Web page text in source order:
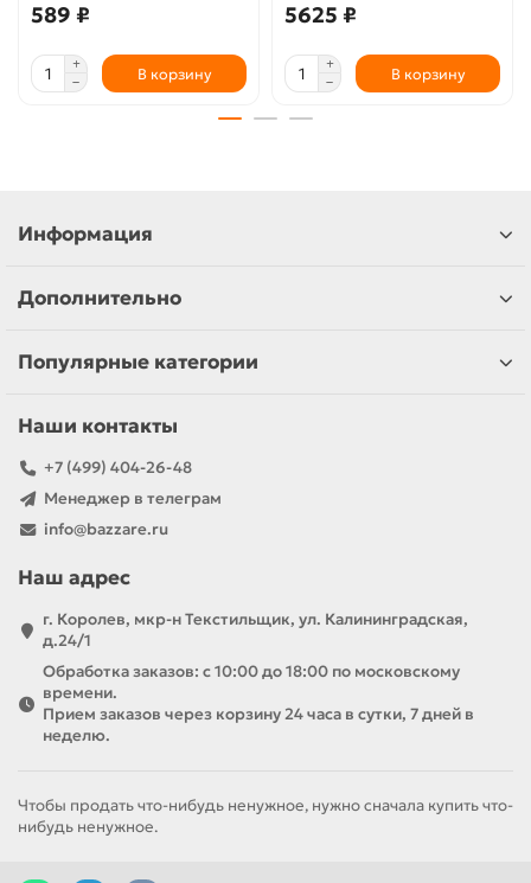
589 ₽
В корзину
5625 ₽
В корзину
Информация
Дополнительно
Популярные категории
Наши контакты
+7 (499) 404-26-48
Менеджер в телеграм
info@bazzare.ru
Наш адрес
г. Королев, мкр-н Текстильщик, ул. Калининградская,
д.24/1
Обработка заказов: с 10:00 до 18:00 по московскому
времени.
Прием заказов через корзину 24 часа в сутки, 7 дней в
неделю.
Чтобы продать что-нибудь ненужное, нужно сначала купить что-
нибудь ненужное.